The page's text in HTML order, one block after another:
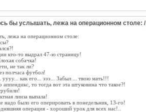
бы услышать, лежа на операционном столе: /
лежа на операционном столе:
кто-то выдрал 47-ю страницу!
собачка!
не так ли?
полчаса футбол!
уууу... как его... эээ... Забыл ... твою мать!!!
аппендикс, то тогда вот эта штуковина что такое?!
линза выпала!
надо было его оперировать в понедельник, 13-го!
операция - хороший урок для всех нас!..